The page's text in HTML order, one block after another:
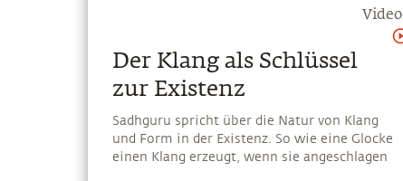
Video
Der Klang als Schlüssel
zur Existenz
Sadhguru spricht über die Natur von Klang
und Form in der Existenz. So wie eine Glocke
einen Klang erzeugt, wenn sie angeschlagen